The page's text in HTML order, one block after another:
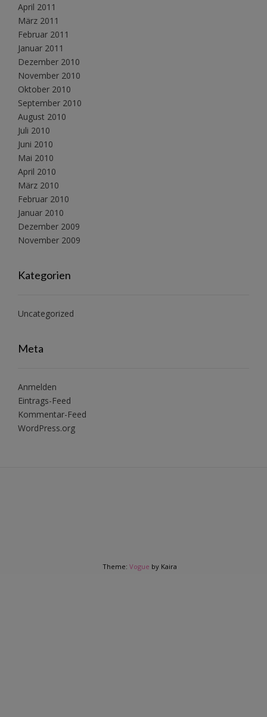
April 2011
März 2011
Februar 2011
Januar 2011
Dezember 2010
November 2010
Oktober 2010
September 2010
August 2010
Juli 2010
Juni 2010
Mai 2010
April 2010
März 2010
Februar 2010
Januar 2010
Dezember 2009
November 2009
Kategorien
Uncategorized
Meta
Anmelden
Eintrags-Feed
Kommentar-Feed
WordPress.org
Theme: Vogue by Kaira